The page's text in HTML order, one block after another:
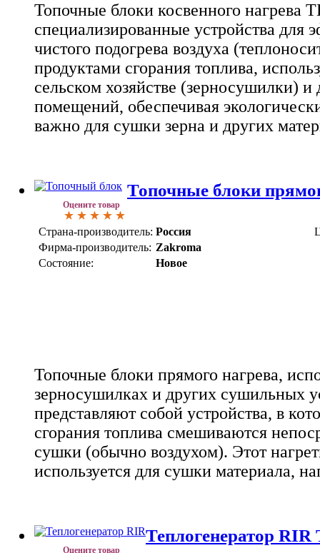
Топочные блоки косвенного нагрева
специализированные устройства для
чистого подогрева воздуха
продуктами сгорания топлива,
сельском хозяйстве (зерносушилки) и
помещений, обеспечивая
важно для сушки зерна и других
Оцените товар
Топочные блоки
Страна-производитель: Россия
Фирма-производитель: Zakroma
Состояние:
Новое
Топочные блоки прямого нагрева,
зерносушилках и других сушильных
представляют собой устройства, в
сгорания топлива смешиваются
сушки (обычно воздухом). Этот
используется для сушки материала,
Оцените товар
Теплогенератор